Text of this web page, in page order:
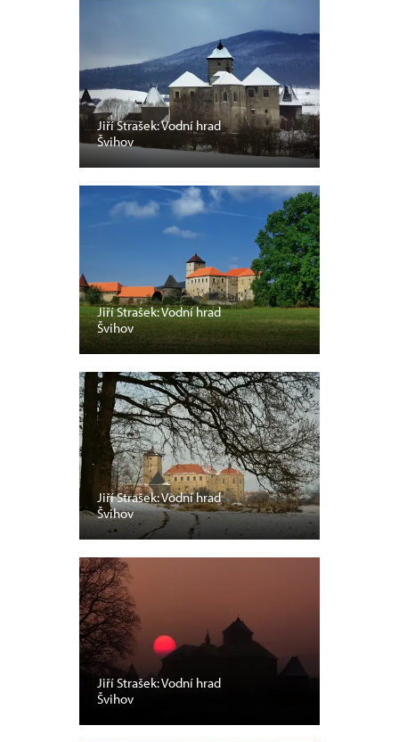
Jiří Strašek: Vodní hrad
Švihov
Jiří Strašek: Vodní hrad
Švihov
Jiří Strašek: Vodní hrad
Švihov
Jiří Strašek: Vodní hrad
Švihov